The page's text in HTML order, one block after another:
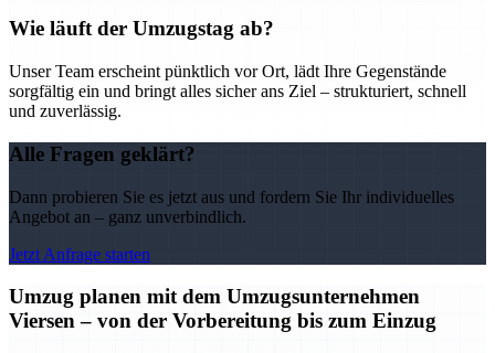
Wie läuft der Umzugstag ab?
Unser Team erscheint pünktlich vor Ort, lädt Ihre Gegenstände
sorgfältig ein und bringt alles sicher ans Ziel – strukturiert, schnell
und zuverlässig.
Alle Fragen geklärt?
Dann probieren Sie es jetzt aus und fordern Sie Ihr individuelles
Angebot an – ganz unverbindlich.
Jetzt Anfrage starten
Umzug planen mit dem Umzugsunternehmen
Viersen – von der Vorbereitung bis zum Einzug